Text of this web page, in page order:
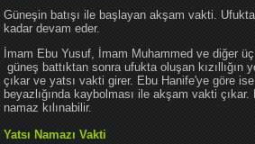
Güneşin batışı ile başlayan akşam vakti.
kadar devam eder.
İmam Ebu Yusuf, İmam Muhammed ve diğer
güneş battıktan sonra ufukta oluşan kızıllığın
çıkar ve yatsı vakti girer. Ebu Hanife'ye göre ise
beyazlığında kaybolması ile akşam vakti
namaz kılınabilir.
Yatsı Namazı Vakti